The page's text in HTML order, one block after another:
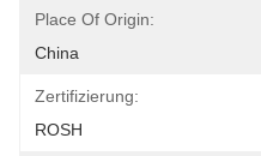
Place Of Origin:
China
Zertifizierung:
ROSH